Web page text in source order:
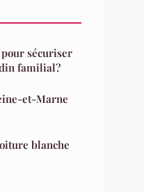
sécuriser
familial?
et-Marne
blanche